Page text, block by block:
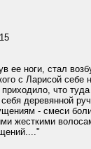
ее ноги, стал
с Ларисой
что
деревянной
- смеси
жесткими